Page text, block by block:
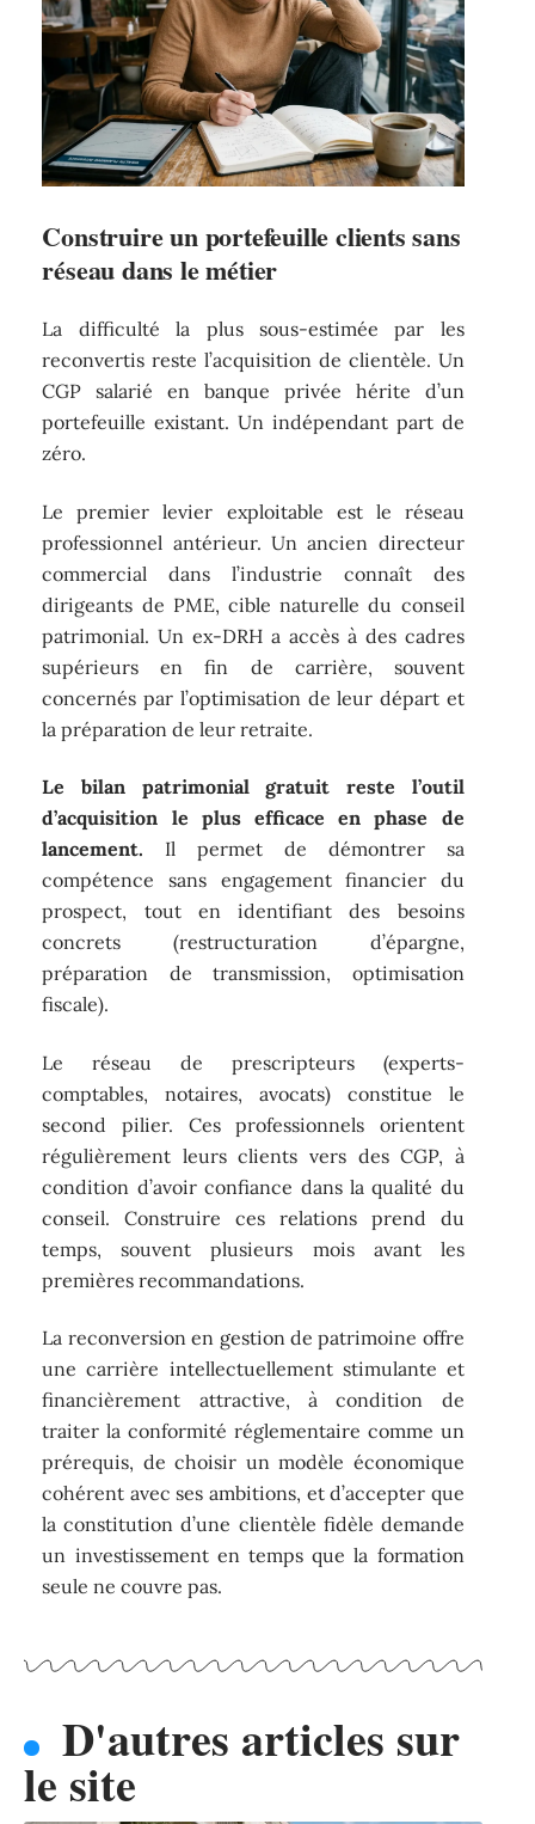
Construire un portefeuille clients sans
réseau dans le métier
La difficulté la plus sous-estimée par les
reconvertis reste l’acquisition de clientèle. Un
CGP salarié en banque privée hérite d’un
portefeuille existant. Un indépendant part de
zéro.
Le premier levier exploitable est le réseau
professionnel antérieur. Un ancien directeur
commercial dans l’industrie connaît des
dirigeants de PME, cible naturelle du conseil
patrimonial. Un ex-DRH a accès à des cadres
supérieurs en fin de carrière, souvent
concernés par l’optimisation de leur départ et
la préparation de leur retraite.
Le bilan patrimonial gratuit reste l’outil
d’acquisition le plus efficace en phase de
lancement. Il permet de démontrer sa
compétence sans engagement financier du
prospect, tout en identifiant des besoins
concrets (restructuration d’épargne,
préparation de transmission, optimisation
fiscale).
Le réseau de prescripteurs (experts-
comptables, notaires, avocats) constitue le
second pilier. Ces professionnels orientent
régulièrement leurs clients vers des CGP, à
condition d’avoir confiance dans la qualité du
conseil. Construire ces relations prend du
temps, souvent plusieurs mois avant les
premières recommandations.
La reconversion en gestion de patrimoine offre
une carrière intellectuellement stimulante et
financièrement attractive, à condition de
traiter la conformité réglementaire comme un
prérequis, de choisir un modèle économique
cohérent avec ses ambitions, et d’accepter que
la constitution d’une clientèle fidèle demande
un investissement en temps que la formation
seule ne couvre pas.
D'autres articles sur
le site